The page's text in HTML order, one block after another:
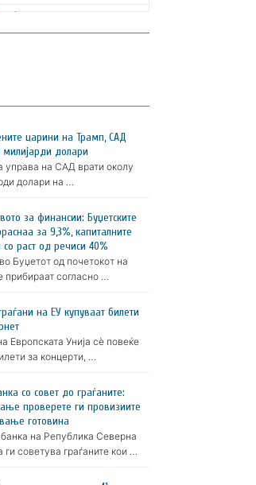
царини на Трамп, САД
милијарди долари
управа на САД врати околу
долари на …
за финансии: Буџетските
за 9,3%, капиталните
со раст од речиси 40%
Буџетот од почетокот на
прибираат согласно …
на ЕУ купуваат билети
Европската Унија сè повеќе
за концерти, …
со совет до граѓаните:
проверете ги провизиите
готовина
на Република Северна
ги советува граѓаните кои …